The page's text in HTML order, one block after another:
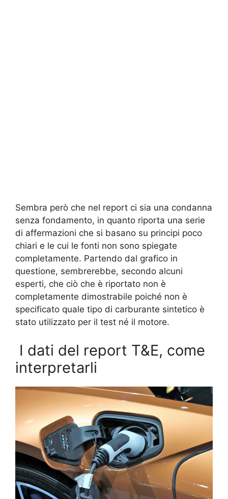
Sembra però che nel report ci sia una condanna
senza fondamento, in quanto riporta una serie
di affermazioni che si basano su principi poco
chiari e le cui le fonti non sono spiegate
completamente. Partendo dal grafico in
questione, sembrerebbe, secondo alcuni
esperti, che ciò che è riportato non è
completamente dimostrabile poiché non è
specificato quale tipo di carburante sintetico è
stato utilizzato per il test né il motore.
I dati del report T&E, come
interpretarli